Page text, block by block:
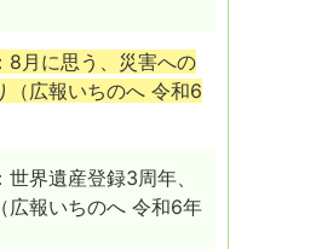
8月に思う、災害への
（広報いちのへ 令和6
界遺産登録3周年、
広報いちのへ 令和6年